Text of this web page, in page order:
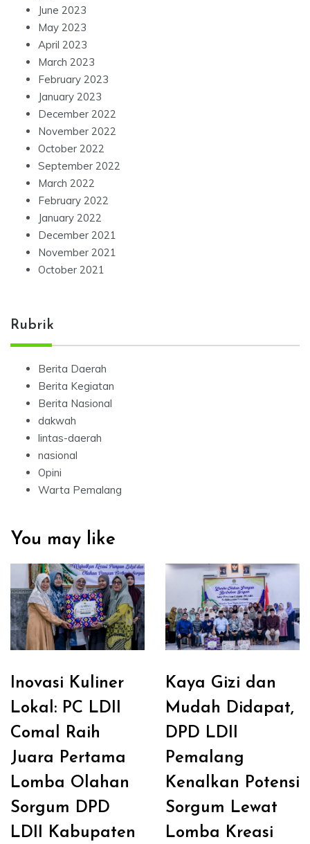
June 2023
May 2023
April 2023
March 2023
February 2023
January 2023
December 2022
November 2022
October 2022
September 2022
March 2022
February 2022
January 2022
December 2021
November 2021
October 2021
Rubrik
Berita Daerah
Berita Kegiatan
Berita Nasional
dakwah
lintas-daerah
nasional
Opini
Warta Pemalang
You may like
Inovasi Kuliner
Lokal: PC LDII
Comal Raih
Juara Pertama
Lomba Olahan
Sorgum DPD
LDII Kabupaten
Kaya Gizi dan
Mudah Didapat,
DPD LDII
Pemalang
Kenalkan Potensi
Sorgum Lewat
Lomba Kreasi